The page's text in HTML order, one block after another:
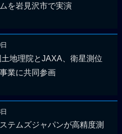
を岩見沢市で実演
土地理院とJAXA、衛星測位
業に共同参画
テムズジャパンが高精度測